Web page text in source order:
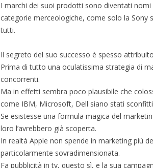
I marchi dei suoi prodotti sono diventati
categorie merceologiche, come solo la Sony
tutti.
Il segreto del suo successo è spesso
Prima di tutto una oculatissima strategia di
concorrenti.
Ma in effetti sembra poco plausibile che
come IBM, Microsoft, Dell siano stati
Se esistesse una formula magica del
loro l’avrebbero già scoperta.
In realtà Apple non spende in marketing più
particolarmente sovradimensionata.
Fa pubblicità in tv, questo sì, e la sua